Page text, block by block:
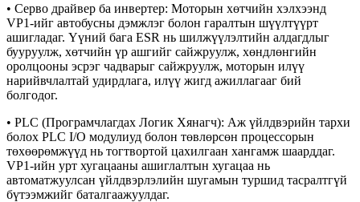
• Серво драйвер ба инвертер: Моторын хөтчийн хэлхээнд
VP1-ийг автобусны дэмжлэг болон гаралтын шүүлтүүрт
ашигладаг. Үүний бага ESR нь шилжүүлэлтийн алдагдлыг
бууруулж, хөтчийн үр ашгийг сайжруулж, хөндлөнгийн
оролцооны эсрэг чадварыг сайжруулж, моторын илүү
нарийвчлалтай удирдлага, илүү жигд ажиллагааг бий
болгодог.
• PLC (Програмчлагдах Логик Хянагч): Аж үйлдвэрийн тархи
болох PLC I/O модулиуд болон төвлөрсөн процессорын
төхөөрөмжүүд нь тогтвортой цахилгаан хангамж шаарддаг.
VP1-ийн урт хугацааны ашиглалтын хугацаа нь
автоматжуулсан үйлдвэрлэлийн шугамын туршид тасралтгүй
бүтээмжийг баталгаажуулдаг.